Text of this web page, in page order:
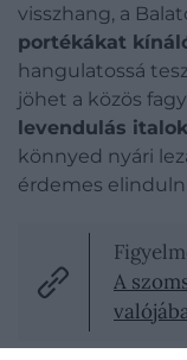
visszhang, a
portékákat
hangulatossá
jöhet a közös
levendulás
könnyed nyári
érdemes
A